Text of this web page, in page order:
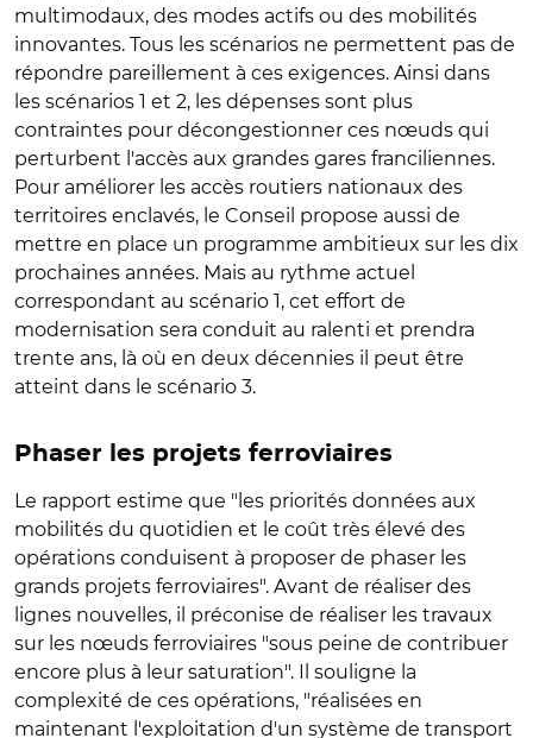
multimodaux, des modes actifs ou des mobilités
innovantes. Tous les scénarios ne permettent pas de
répondre pareillement à ces exigences. Ainsi dans
les scénarios 1 et 2, les dépenses sont plus
contraintes pour décongestionner ces nœuds qui
perturbent l'accès aux grandes gares franciliennes.
Pour améliorer les accès routiers nationaux des
territoires enclavés, le Conseil propose aussi de
mettre en place un programme ambitieux sur les dix
prochaines années. Mais au rythme actuel
correspondant au scénario 1, cet effort de
modernisation sera conduit au ralenti et prendra
trente ans, là où en deux décennies il peut être
atteint dans le scénario 3.
Phaser les projets ferroviaires
Le rapport estime que "les priorités données aux
mobilités du quotidien et le coût très élevé des
opérations conduisent à proposer de phaser les
grands projets ferroviaires". Avant de réaliser des
lignes nouvelles, il préconise de réaliser les travaux
sur les nœuds ferroviaires "sous peine de contribuer
encore plus à leur saturation". Il souligne la
complexité de ces opérations, "réalisées en
maintenant l'exploitation d'un système de transport